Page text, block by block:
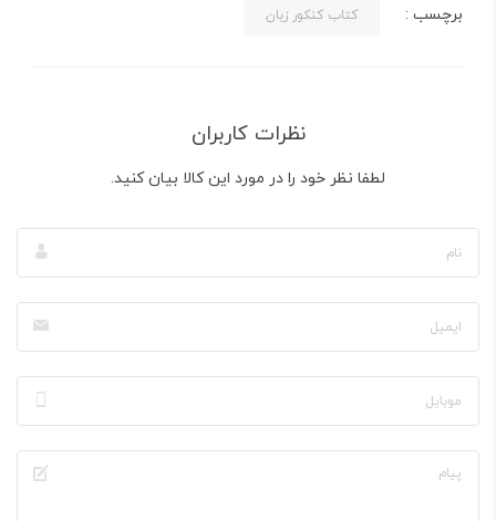
برچسب : کتاب کنکور زبان
نظرات کاربران
لطفا نظر خود را در مورد این کالا بیان کنید.